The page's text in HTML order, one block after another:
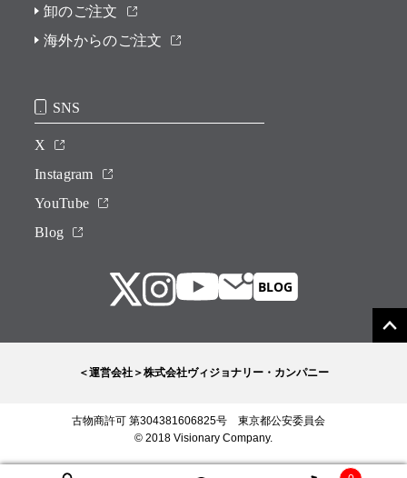
卸のご注文
海外からのご注文
SNS
X
Instagram
YouTube
Blog
＜運営会社＞株式会社ヴィジョナリー・カンパニー
古物商許可 第304381606825号 東京都公安委員会
© 2018 Visionary Company.